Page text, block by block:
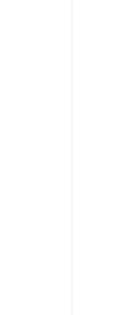
بیست وسوم
وچهارم
بیست
بیست